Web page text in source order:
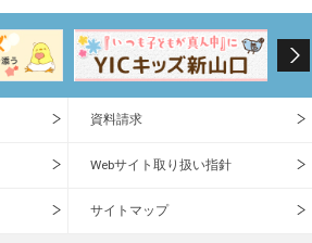
資料請求
Webサイト取り扱い指針
サイトマップ